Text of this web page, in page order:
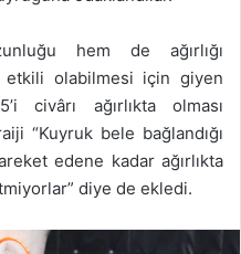
hem de ağırlığı
etkili olabilmesi için giyen
civârı ağırlıkta olması
“Kuyruk bele bağlandığı
edene kadar ağırlıkta
diye de ekledi.